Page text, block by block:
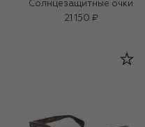
Солнцезащитные очки
21 150 ₽